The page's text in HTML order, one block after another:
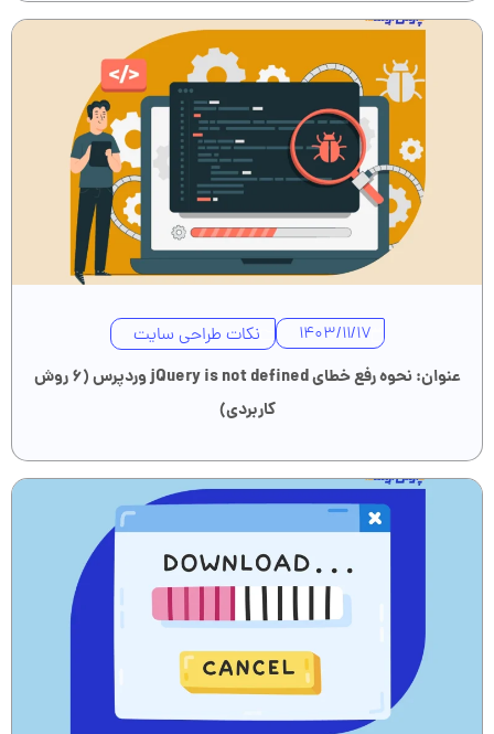
1403/11/17
نکات طراحی سایت
عنوان: نحوه رفع خطای jQuery is not defined وردپرس (۶ روش
کاربردی)